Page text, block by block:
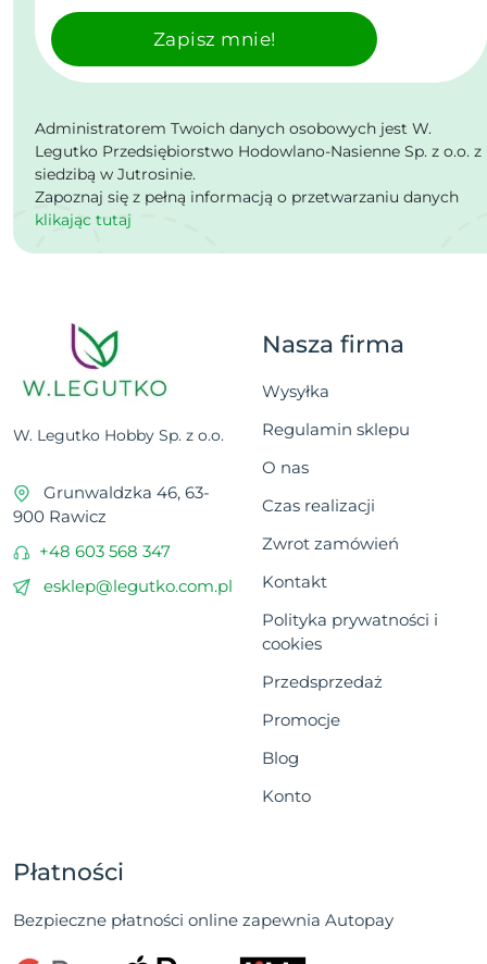
Zapisz mnie!
Administratorem Twoich danych osobowych jest W.
Legutko Przedsiębiorstwo Hodowlano-Nasienne Sp. z o.o. z
siedzibą w Jutrosinie.
Zapoznaj się z pełną informacją o przetwarzaniu danych
klikając tutaj
W. Legutko Hobby Sp. z o.o.
Grunwaldzka 46, 63-
900 Rawicz
+48 603 568 347
esklep@legutko.com.pl
Nasza firma
Wysyłka
Regulamin sklepu
O nas
Czas realizacji
Zwrot zamówień
Kontakt
Polityka prywatności i
cookies
Przedsprzedaż
Promocje
Blog
Konto
Płatności
Bezpieczne płatności online zapewnia Autopay